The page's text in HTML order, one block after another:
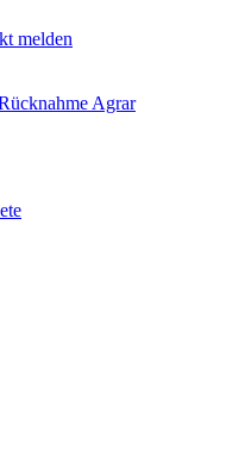
melden
Agrar